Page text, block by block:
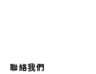
聯絡我們